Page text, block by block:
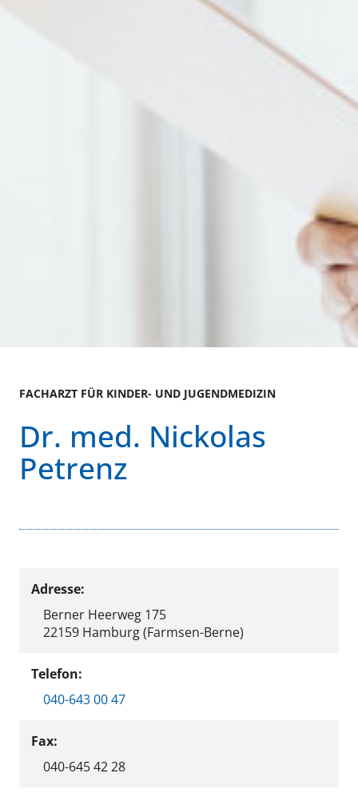
FACHARZT FÜR KINDER- UND JUGENDMEDIZIN
Dr. med. Nickolas
Petrenz
Adresse:
Berner Heerweg 175
22159 Hamburg (Farmsen-Berne)
Telefon:
040-643 00 47
Fax:
040-645 42 28